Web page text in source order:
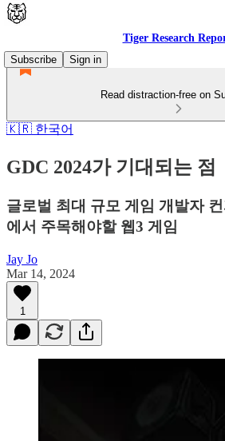
Tiger Research
Subscribe
Sign in
Read distraction-free on
🇰🇷 한국어
GDC 2024가 기대되는 점
글로벌 최대 규모 게임 개발자
에서 주목해야할 웹3 게임
Jay Jo
Mar 14, 2024
1